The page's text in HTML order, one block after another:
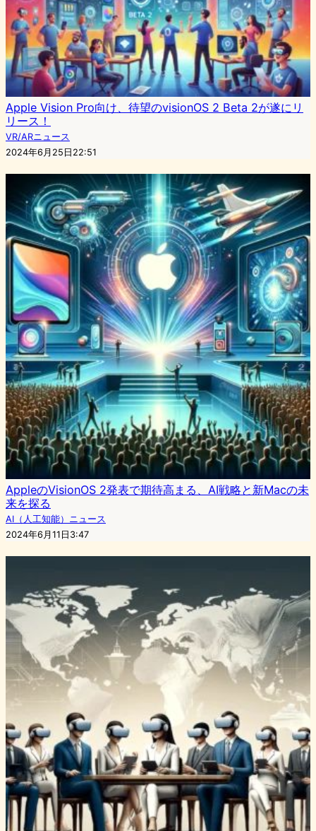
Apple Vision Pro向け、待望のvisionOS 2 Beta 2が遂にリ
リース！
VR/ARニュース
2024年6月25日22:51
AppleのVisionOS 2発表で期待高まる、AI戦略と新Macの未
来を探る
AI（人工知能）ニュース
2024年6月11日3:47